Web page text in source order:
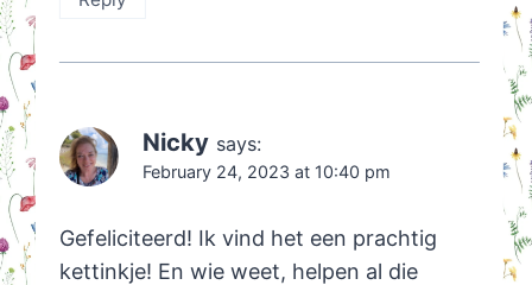
Nicky says:
February 24, 2023 at 10:40 pm
Gefeliciteerd! Ik vind het een prachtig
kettinkje! En wie weet, helpen al die